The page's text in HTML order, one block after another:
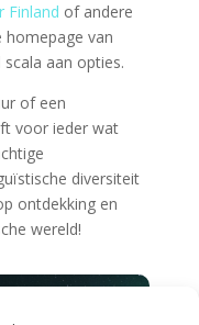
Finland of andere
homepage van
aan opties.
of een
voor ieder wat
diversiteit
ontdekking en
wereld!